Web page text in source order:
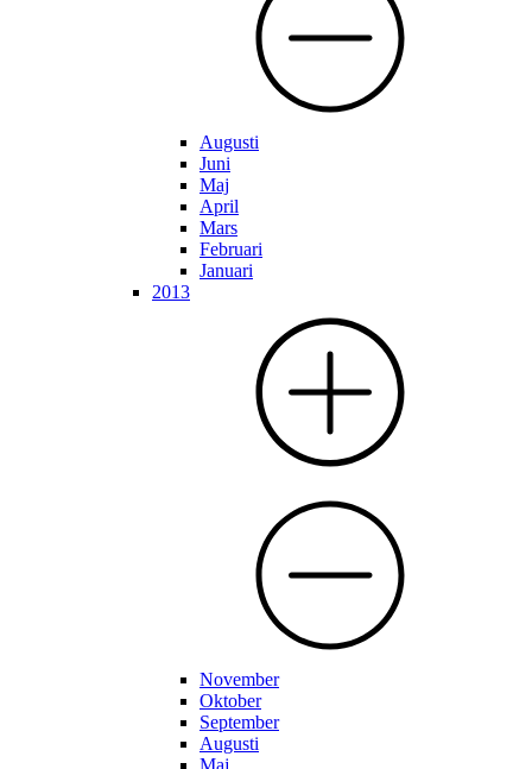
Augusti
Juni
Maj
April
Mars
Februari
Januari
2013
November
Oktober
September
Augusti
Maj